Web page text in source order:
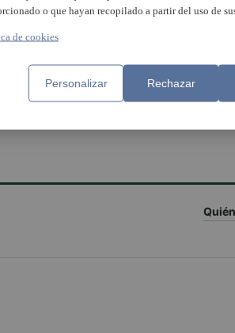
o que hayan recopilado a partir del uso de
de cookies
Personalizar Rechazar